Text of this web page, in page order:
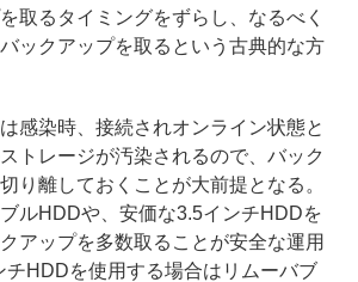
取るタイミングをずらし、なるべく
ックアップを取るという古典的な方
感染時、接続されオンライン状態と
トレージが汚染されるので、バック
り離しておくことが大前提となる。
ルHDDや、安価な3.5インチHDDを
アップを多数取ることが安全な運用
チHDDを使用する場合はリムーバブ